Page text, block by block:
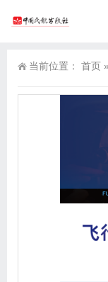
当前位置： 首页 »